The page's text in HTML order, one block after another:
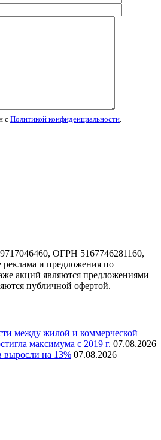
с Политикой конфиденциальности.
ОГРН 5167746281160,
реклама и предложения по
акций являются предложениями
публичной офертой.
между жилой и коммерческой
максимума с 2019 г. 07.08.2026
выросли на 13% 07.08.2026